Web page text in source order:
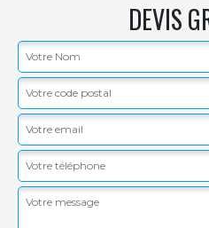
DEVIS